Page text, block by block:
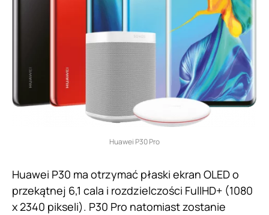
Huawei P30 Pro
Huawei P30 ma otrzymać płaski ekran OLED o
przekątnej 6,1 cala i rozdzielczości FullHD+ (1080
x 2340 pikseli). P30 Pro natomiast zostanie